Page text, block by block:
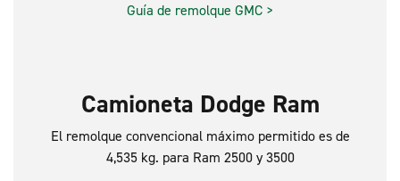
Guía de remolque GMC >
Camioneta Dodge Ram
El remolque convencional máximo permitido es de
4,535 kg. para Ram 2500 y 3500